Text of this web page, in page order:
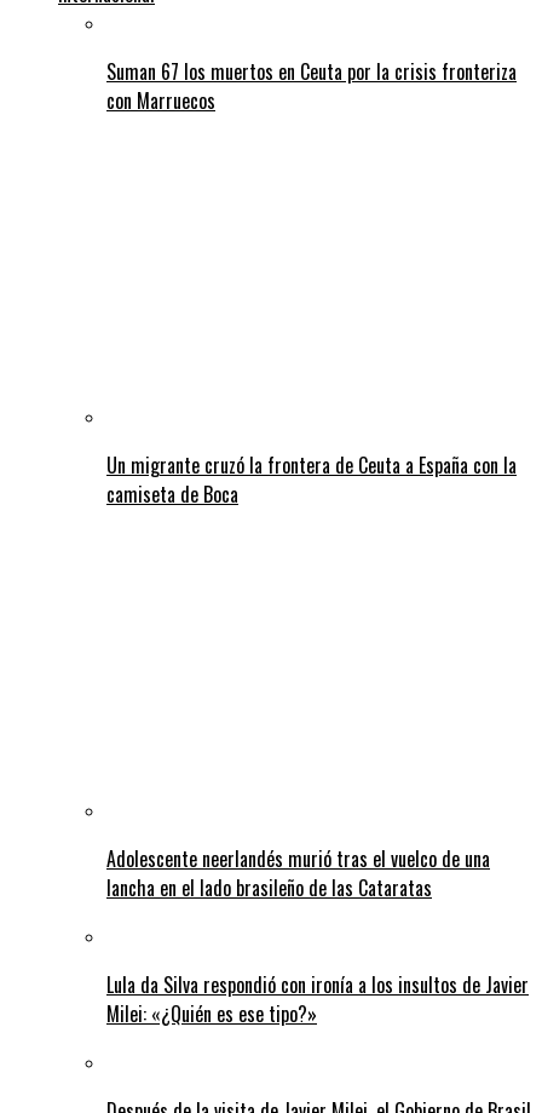
Suman 67 los muertos en Ceuta por la crisis fronteriza
con Marruecos
Un migrante cruzó la frontera de Ceuta a España con la
camiseta de Boca
Adolescente neerlandés murió tras el vuelco de una
lancha en el lado brasileño de las Cataratas
Lula da Silva respondió con ironía a los insultos de Javier
Milei: «¿Quién es ese tipo?»